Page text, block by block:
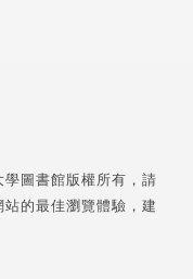
圖書館版權所有，請
的最佳瀏覽體驗，建